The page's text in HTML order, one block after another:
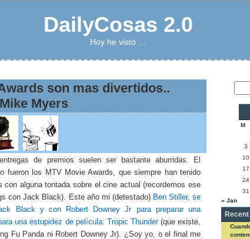
DailyCosas 2.0
Hoy he visto …
son mas divertidos..
Myers
de premios suelen ser bastante aburridas. El
fueron los MTV Movie Awards, que siempre han tenido
con alguna tontada sobre el cine actual (recordemos ese
con Jack Black). Este año mi (detestado) Ben Stiller, se
Black y con Robert Downey Jr para preparar una
una estupidez de película: Tropic Thunder(que existe,
Fu Panda ni Robert Downey Jr). ¿Soy yo, o el final me
M
3
10
17
24
31
« Jan